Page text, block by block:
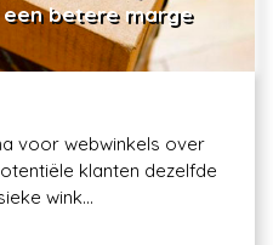
betere marge
voor webwinkels over
klanten dezelfde
wink...